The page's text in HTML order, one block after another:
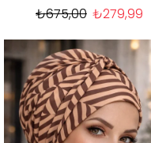
₺279,99
₺675,00